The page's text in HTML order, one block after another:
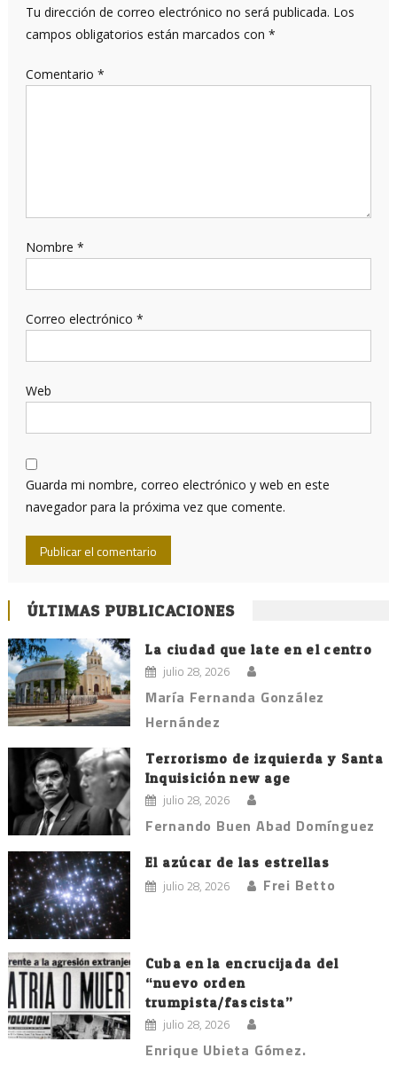
Tu dirección de correo electrónico no será publicada. Los
campos obligatorios están marcados con *
Comentario *
Nombre *
Correo electrónico *
Web
Guarda mi nombre, correo electrónico y web en este
navegador para la próxima vez que comente.
ÚLTIMAS PUBLICACIONES
La ciudad que late en el centro
julio 28, 2026
María Fernanda González
Hernández
Terrorismo de izquierda y Santa
Inquisición new age
julio 28, 2026
Fernando Buen Abad Domínguez
El azúcar de las estrellas
julio 28, 2026 Frei Betto
Cuba en la encrucijada del
“nuevo orden
trumpista/fascista”
julio 28, 2026
Enrique Ubieta Gómez.